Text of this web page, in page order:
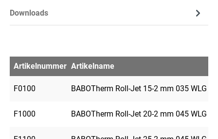
Downloads
Artikelnummer Artikelname
F0100 BABOTherm Roll-Jet 15-2 mm 035 WLG
F1000 BABOTherm Roll-Jet 20-2 mm 045 WLG